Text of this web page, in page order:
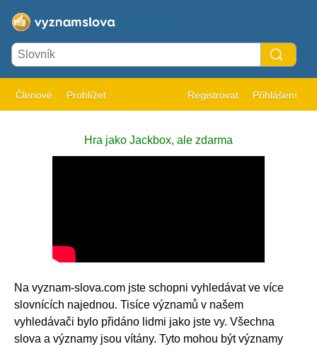
Členové Prohlížet Registrovat Přihlášení
Hra jako Jackbox, ale zdarma
Na vyznam-slova.com jste schopni vyhledávat ve více
slovnících najednou. Tisíce významů v našem
vyhledávači bylo přidáno lidmi jako jste vy. Všechna
slova a významy jsou vítány. Tyto mohou být významy